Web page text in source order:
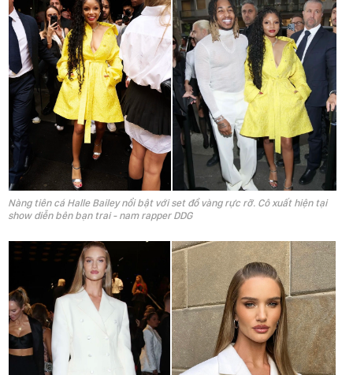
Nàng tiên cá Halle Bailey nổi bật với set đồ vàng rực rỡ. Cô xuất hiện tại
show diễn bên bạn trai - nam rapper DDG